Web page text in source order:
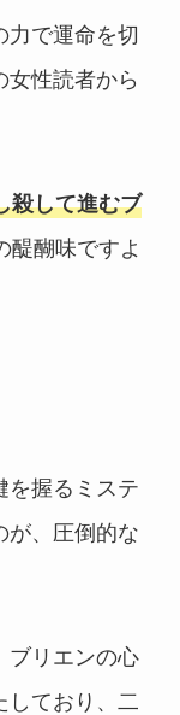
力で運命を切
女性読者から
殺して進むブ
醍醐味ですよ
を握るミステ
が、圧倒的な
ブリエンの心
しており、二